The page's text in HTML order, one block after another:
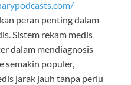
peran penting dalam
Sistem rekam medis
dalam mendiagnosis
semakin populer,
jarak jauh tanpa perlu